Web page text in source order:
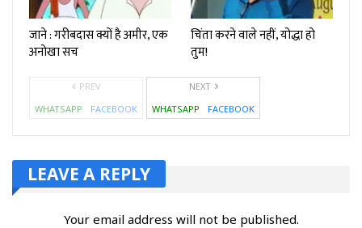
जाने : गरीबदास क्यों है अमीर, एक
अनोखा सच
चिंता करने वाले नहीं, योद्धा हो
तुम!
PREV
WHATSAPP
FACEBOOK
NEXT
WHATSAPP
FACEBOOK
LEAVE A REPLY
Your email address will not be published.